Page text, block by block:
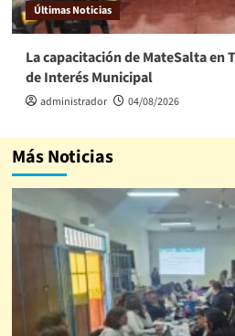
Últimas Noticias
La capacitación de MateSalta en
de Interés Municipal
administrador 04/08/2026
Más Noticias